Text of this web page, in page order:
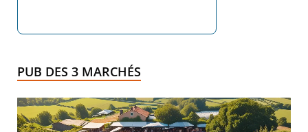
PUB DES 3 MARCHÉS